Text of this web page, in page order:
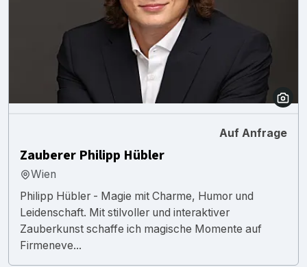
Auf Anfrage
Zauberer Philipp Hübler
Wien
Philipp Hübler - Magie mit Charme, Humor und
Leidenschaft. Mit stilvoller und interaktiver
Zauberkunst schaffe ich magische Momente auf
Firmeneve...